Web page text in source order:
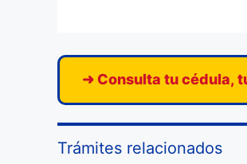
➜ Consulta tu cédula,
Trámites relacionados